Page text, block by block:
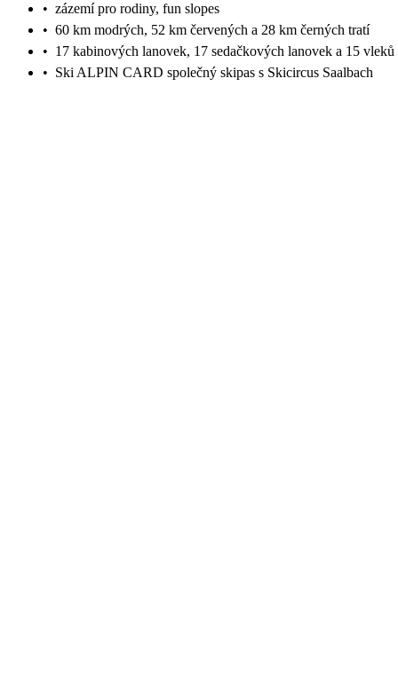
• zázemí pro rodiny, fun slopes
• 60 km modrých, 52 km červených a 28 km černých tratí
• 17 kabinových lanovek, 17 sedačkových lanovek a 15 vleků
• Ski ALPIN CARD společný skipas s Skicircus Saalbach